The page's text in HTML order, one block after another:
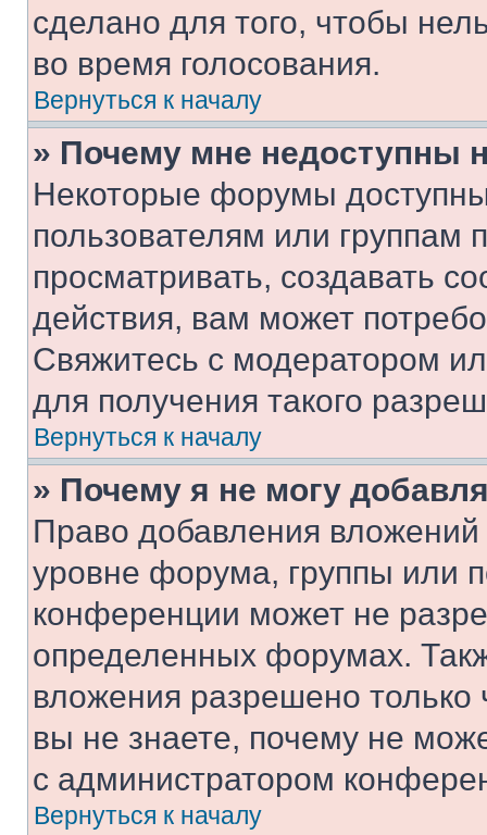
сделано для того, чтобы
во время голосования.
Вернуться к началу
» Почему мне недоступны
Некоторые форумы
пользователям или группам
просматривать, создавать
действия, вам может
Свяжитесь с модератором
для получения такого
Вернуться к началу
» Почему я не могу
Право добавления
уровне форума, группы или
конференции может не
определенных форумах.
вложения разрешено
вы не знаете, почему не
с администратором
Вернуться к началу